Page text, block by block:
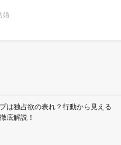
婚
は独占欲の表れ？行動から見える
底解説！